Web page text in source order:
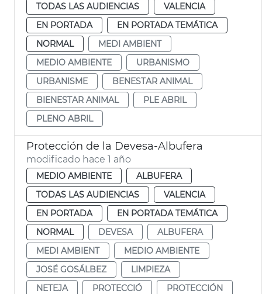
TODAS LAS AUDIENCIAS
VALENCIA
EN PORTADA
EN PORTADA TEMÁTICA
NORMAL
MEDI AMBIENT
MEDIO AMBIENTE
URBANISMO
URBANISME
BENESTAR ANIMAL
BIENESTAR ANIMAL
PLE ABRIL
PLENO ABRIL
Protección de la Devesa-Albufera
modificado hace 1 año
MEDIO AMBIENTE
ALBUFERA
TODAS LAS AUDIENCIAS
VALENCIA
EN PORTADA
EN PORTADA TEMÁTICA
NORMAL
DEVESA
ALBUFERA
MEDI AMBIENT
MEDIO AMBIENTE
JOSÉ GOSÁLBEZ
LIMPIEZA
NETEJA
PROTECCIÓ PROTECCIÓN